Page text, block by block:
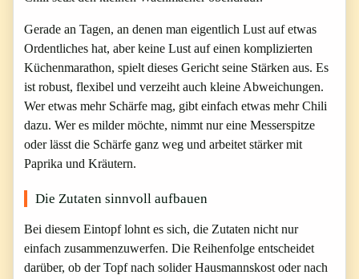
Gerade an Tagen, an denen man eigentlich Lust auf etwas
Ordentliches hat, aber keine Lust auf einen komplizierten
Küchenmarathon, spielt dieses Gericht seine Stärken aus. Es
ist robust, flexibel und verzeiht auch kleine Abweichungen.
Wer etwas mehr Schärfe mag, gibt einfach etwas mehr Chili
dazu. Wer es milder möchte, nimmt nur eine Messerspitze
oder lässt die Schärfe ganz weg und arbeitet stärker mit
Paprika und Kräutern.
Die Zutaten sinnvoll aufbauen
Bei diesem Eintopf lohnt es sich, die Zutaten nicht nur
einfach zusammenzuwerfen. Die Reihenfolge entscheidet
darüber, ob der Topf nach solider Hausmannskost oder nach